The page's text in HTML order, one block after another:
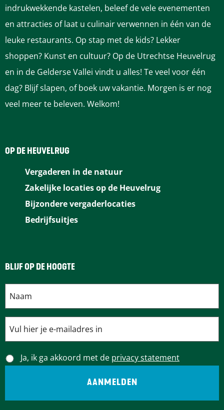
indrukwekkende kastelen, beleef de vele evenementen
en attracties of laat u culinair verwennen in één van de
leuke restaurants. Op stap met de kids? Lekker
shoppen? Kunst en cultuur? Op de Utrechtse Heuvelrug
en in de Gelderse Vallei vindt u alles! Te veel voor één
dag? Blijf slapen, of boek uw vakantie. Morgen is er nog
veel meer te beleven. Welkom!
OP DE HEUVELRUG
Vergaderen in de natuur
Zakelijke locaties op de Heuvelrug
Bijzondere vergaderlocaties
Bedrijfsuitjes
BLIJF OP DE HOOGTE
Ja, ik ga akkoord met de privacy statement